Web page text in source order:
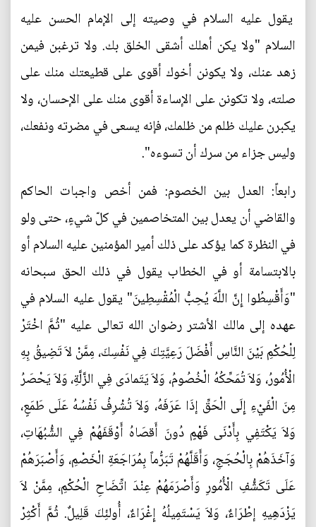
يقول عليه السلام في وصيته إلى الإمام الحسن عليه
السلام "ولا يكن أهلك أشقى الخلق بك. ولا ترغبن فيمن
زهد عنك، ولا يكونن أخوك أقوى على قطيعتك منك على
صلته، ولا تكونن على الإساءة أقوى منك على الإحسان، ولا
يكبرن عليك ظلم من ظلمك، فإنه يسعى في مضرته ونفعك،
وليس جزاء من سرك أن تسوءه".
رابعاً: العدل بين الخصوم: فمن أخص واجبات الحاكم
والقاضي أن يعدل بين المتخاصمين في كلّ شيءٍ، حتى ولو
في النظرة كما يؤكد على ذلك أمير المؤمنين عليه السلام أو
بالابتسامة أو في الخطاب يقول في ذلك الحق سبحانه
"وَأَقْسِطُوا إِنَّ اللَّهَ يُحِبُّ الْمُقْسِطِينَ" يقول عليه السلام في
عهده إلى مالك الأشتر رضوان الله تعالى عليه "ثُمَّ اخْتَرْ
لِلْحُكْمِ بَيْنَ النَّاسِ أَفْضَلَ رَعِيَّتِكَ فِي نَفْسِكَ، مِمَّنْ لاَ تَضِيقُ بِهِ
الْأُمُورُ، وَلاَ تُمَحِّكُهُ الْخُصُومُ، وَلاَ يَتَمادَى فِي الزَّلَّةِ، وَلاَ يَحْصَرُ
مِنَ الْفَيْءِ إِلَى الْحَقِّ إذَا عَرَفَهُ، وَلاَ تُشْرِفُ نَفْسُهُ عَلَى طَمَعٍ،
وَلاَ يَكْتَفِي بِأَدْنَى فَهْمٍ دُونَ أَقصَاهُ أَوْقَفَهُمْ فِي الشُّبُهَاتِ،
وَآخَذَهُمْ بِالْحُجَجِ، وَأَقَلَّهُمْ تَبَرُّماً بِمُرَاجَعَةِ الْخَصْمِ، وَأَصْبَرَهُمْ
عَلَى تَكَشُّفِ الْأُمُورِ وَأَصْرَمَهُمْ عِنْدَ اتِّضَاحِ الْحُكْمِ، مِمَّنْ لاَ
يَزْدَهِيهِ إطْرَاءٌ، وَلاَ يَسْتَمِيلُهُ إِغْرَاءٌ، أُولئِكَ قَلِيلٌ. ثُمَّ أَكْثِرْ